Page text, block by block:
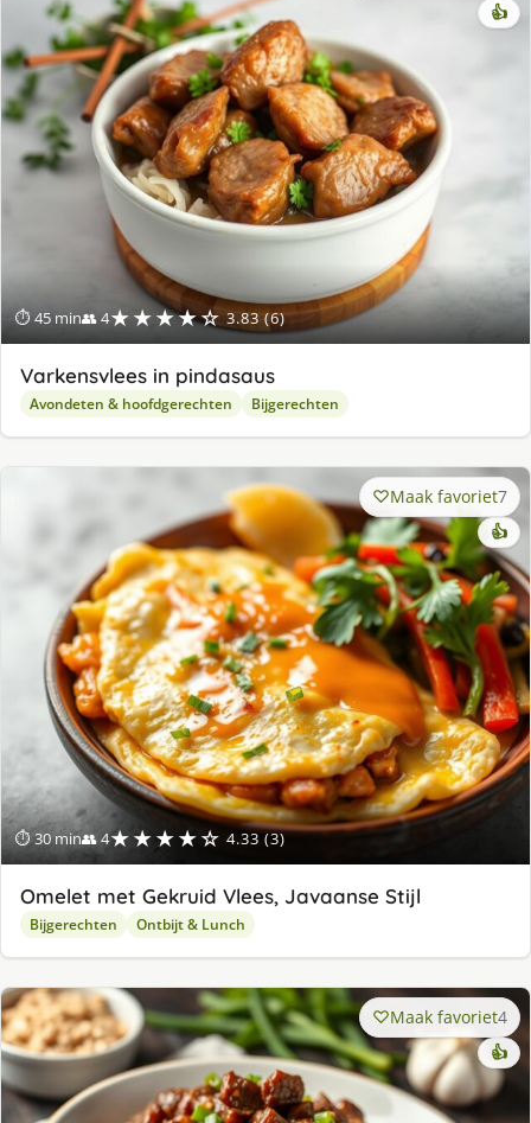
⏱ 45 min👥 4★★★★☆ 3.83 (6)
👍
Varkensvlees in pindasaus
Avondeten & hoofdgerechten Bijgerechten
⏱ 30 min👥 4★★★★☆ 4.33 (3)
Maak favoriet7
👍
Omelet met Gekruid Vlees, Javaanse Stijl
Bijgerechten Ontbijt & Lunch
Maak favoriet4
👍